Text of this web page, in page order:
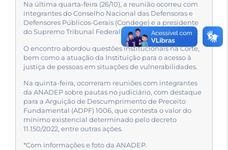
Na última quarta-feira (26/10), a reunião ocorreu com
integrantes do Conselho Nacional das Defensoras e
Defensores Públicos-Gerais (Condege) e a presidente
do Supremo Tribunal Federal, a ministra Rosa Weber.
O encontro abordou questões institucionais na Corte,
bem como a atuação da Instituição para o acesso à
justiça de pessoas em situações de vulnerabilidades.
Na quinta-feira, ocorreram reuniões com integrantes
da ANADEP sobre pautas no judiciário, com destaque
para a Arguição de Descumprimento de Preceito
Fundamental (ADPF) 1006, que contesta o valor do
mínimo existencial determinado pelo decreto
11.150/2022, entre outras ações.
*Com informações e foto da ANADEP.